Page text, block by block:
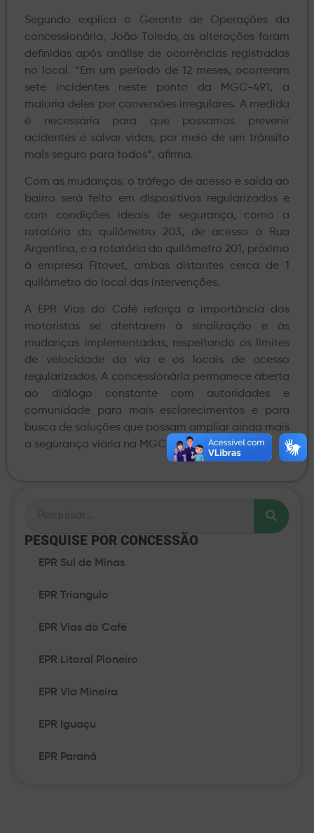
PESQUISE POR CONCESSÃO​
EPR Sul de Minas
EPR Triangulo
EPR Vias do Café
EPR Litoral Pioneiro
EPR Via Mineira
EPR Iguaçu
EPR Paraná
Segundo explica o Gerente de Operações da
concessionária, João Toledo, as alterações foram
definidas após análise de ocorrências registradas
no local. “Em um período de 12 meses, ocorreram
sete incidentes neste ponto da MGC-491, a
maioria deles por conversões irregulares. A medida
é necessária para que possamos prevenir
acidentes e salvar vidas, por meio de um trânsito
mais seguro para todos”, afirma.
Com as mudanças, o tráfego de acesso e saída ao
bairro será feito em dispositivos regularizados e
com condições ideais de segurança, como a
rotatória do quilômetro 203, de acesso à Rua
Argentina, e a rotatória do quilômetro 201, próximo
à empresa Fitovet, ambas distantes cerca de 1
quilômetro do local das intervenções.
A EPR Vias do Café reforça a importância dos
motoristas se atentarem à sinalização e às
mudanças implementadas, respeitando os limites
de velocidade da via e os locais de acesso
regularizados. A concessionária permanece aberta
ao diálogo constante com autoridades e
comunidade para mais esclarecimentos e para
busca de soluções que possam ampliar ainda mais
a segurança viária na MGC-491.